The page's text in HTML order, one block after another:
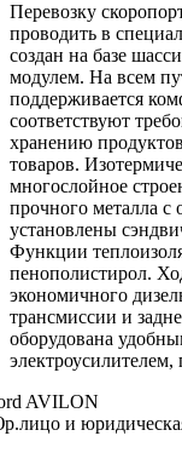
Перевозку
проводить в
создан на базе
модулем. На всем
поддерживается
соответствуют
хранению
товаров.
многослойное
прочного металла
установлены
Функции
пенополистирол.
экономичного
трансмиссии и
оборудована
AVILON
и